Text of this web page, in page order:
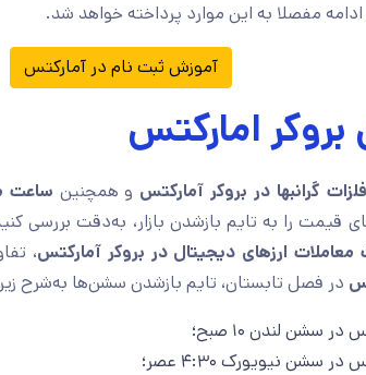
مفصلا به این موارد پرداخته خواهد شد.
آموزش ثبت نام در آمارکتس
امارکتس
گرانبها در بروکر آمارکتس و همچنین ساعت
را به تایم بازشدن بازار، به‌دقت بررسی
ارزهای دیجیتال در بروکر آمارکتس،
در فصل تابستان، تایم بازشدن سشن‌ها به‌شرح
سشن لندن ۱۰ صبح؛
سشن نیویورک ۴:۳۰ عصر؛